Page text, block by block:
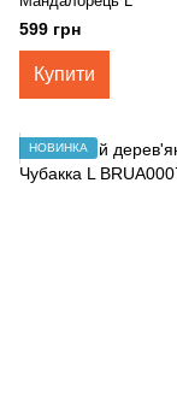
599 грн
Купити
НОВИНКА